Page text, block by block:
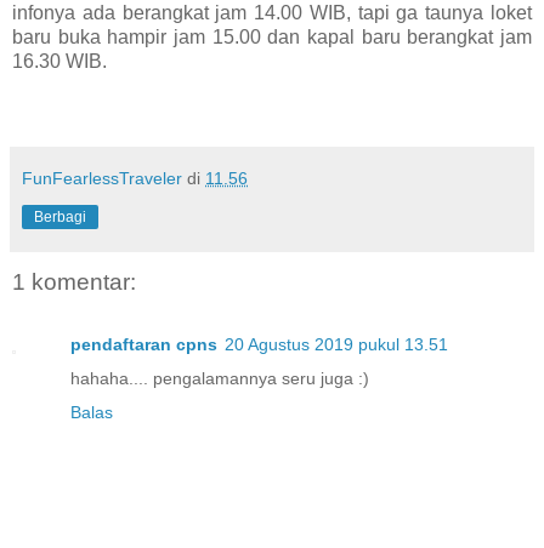
infonya ada berangkat jam 14.00 WIB, tapi ga taunya loket
baru buka hampir jam 15.00 dan kapal baru berangkat jam
16.30 WIB.
FunFearlessTraveler di 11.56
Berbagi
1 komentar:
pendaftaran cpns 20 Agustus 2019 pukul 13.51
hahaha.... pengalamannya seru juga :)
Balas